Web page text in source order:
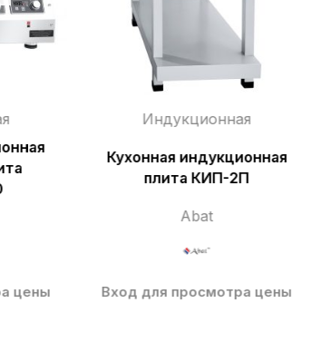
цены
Индукционная
Кухонная индукционная
плита КИП-2П
Abat
Вход для просмотра цены